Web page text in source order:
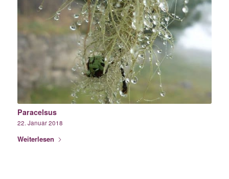
Paracelsus
22. Januar 2018
Weiterlesen